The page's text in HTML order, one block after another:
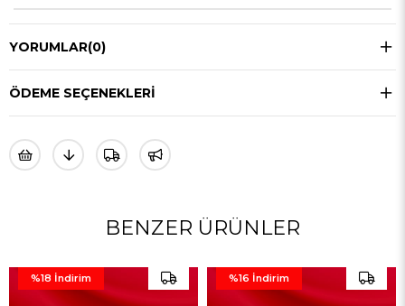
YORUMLAR(0)
ÖDEME SEÇENEKLERI
BENZER ÜRÜNLER
İndirim İndirim